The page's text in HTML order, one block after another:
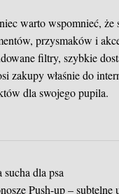
warto wspomnieć,
przysmaków i
filtry, szybkie
zakupy właśnie do
dla swojego pupila.
sucha dla psa
Push-up – subtelne